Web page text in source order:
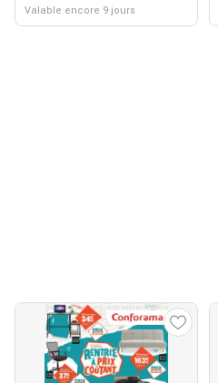
Valable encore 9 jours